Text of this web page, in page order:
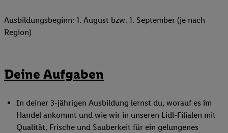
Ausbildungsbeginn: 1. August bzw. 1. September (je nach
Region)
Deine Aufgaben
In deiner 3-jährigen Ausbildung lernst du, worauf es im
Handel ankommt und wie wir in unseren Lidl-Filialen mit
Qualität, Frische und Sauberkeit für ein gelungenes